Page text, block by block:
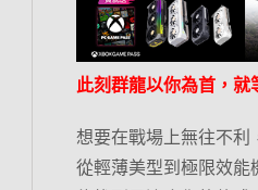
此刻群龍以你為首，就
想要在戰場上無往不利
從輕薄美型到極限效能